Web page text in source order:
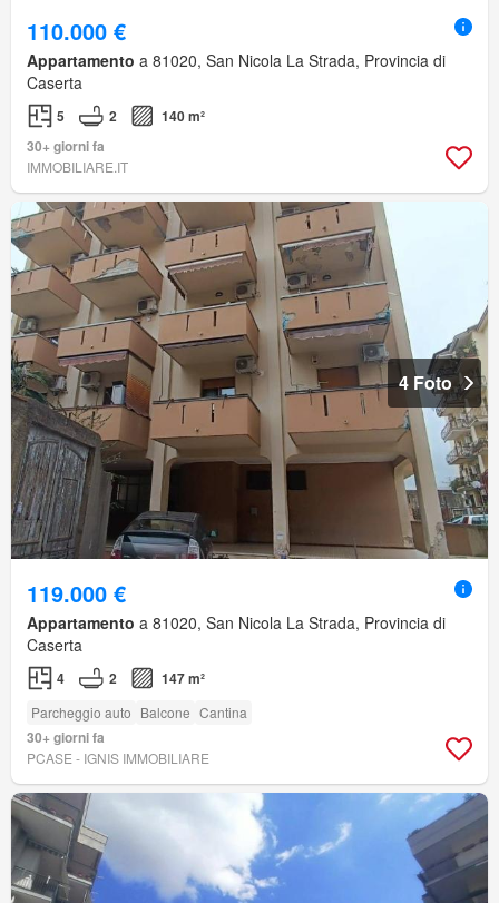
110.000 €
Appartamento a 81020, San Nicola La Strada, Provincia di
Caserta
5 2
140 m²
30+ giorni fa
IMMOBILIARE.IT
4 Foto
119.000 €
Appartamento a 81020, San Nicola La Strada, Provincia di
Caserta
4 2 147 m²
Parcheggio auto Balcone Cantina
30+ giorni fa
PCASE - IGNIS IMMOBILIARE